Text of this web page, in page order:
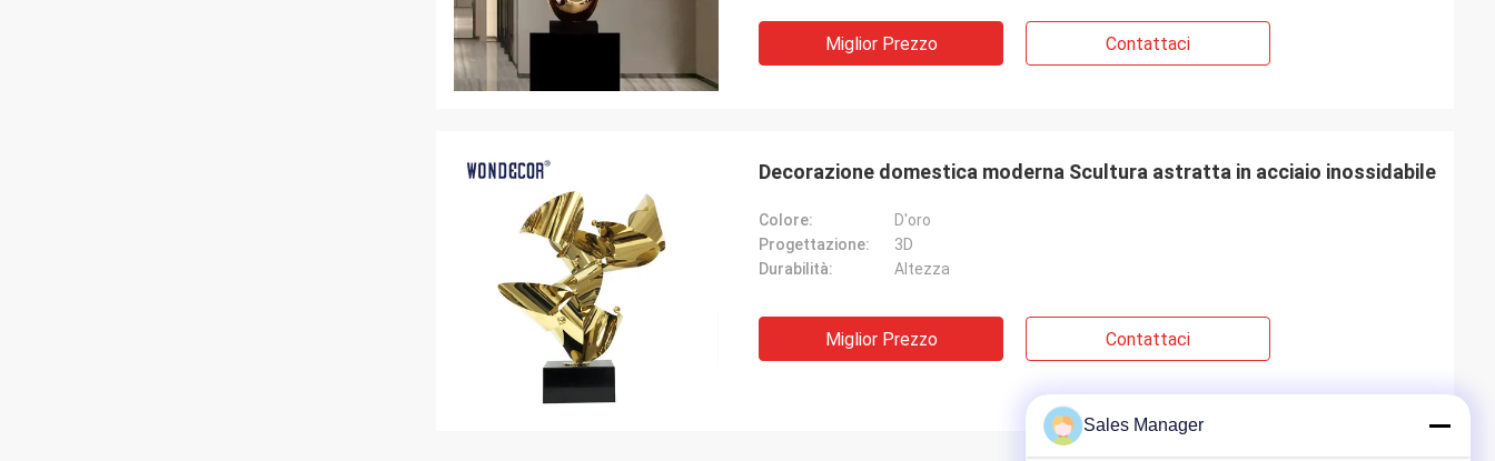
Miglior Prezzo Contattaci
Decorazione domestica moderna Scultura astratta in acciaio inossidabile
Colore:
D'oro
Progettazione:
3D
Durabilità:
Altezza
Miglior Prezzo Contattaci
Sales Manager